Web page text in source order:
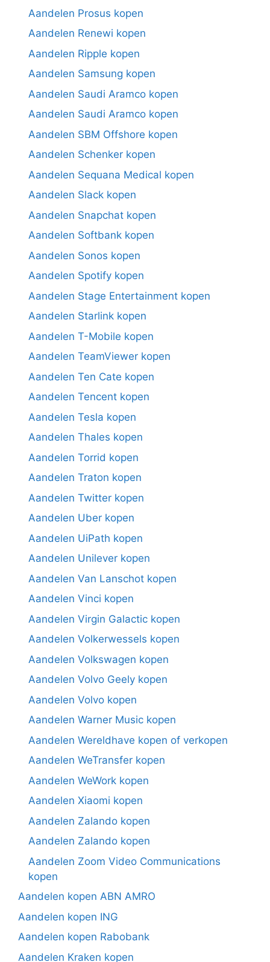
Aandelen Prosus kopen
Aandelen Renewi kopen
Aandelen Ripple kopen
Aandelen Samsung kopen
Aandelen Saudi Aramco kopen
Aandelen Saudi Aramco kopen
Aandelen SBM Offshore kopen
Aandelen Schenker kopen
Aandelen Sequana Medical kopen
Aandelen Slack kopen
Aandelen Snapchat kopen
Aandelen Softbank kopen
Aandelen Sonos kopen
Aandelen Spotify kopen
Aandelen Stage Entertainment kopen
Aandelen Starlink kopen
Aandelen T-Mobile kopen
Aandelen TeamViewer kopen
Aandelen Ten Cate kopen
Aandelen Tencent kopen
Aandelen Tesla kopen
Aandelen Thales kopen
Aandelen Torrid kopen
Aandelen Traton kopen
Aandelen Twitter kopen
Aandelen Uber kopen
Aandelen UiPath kopen
Aandelen Unilever kopen
Aandelen Van Lanschot kopen
Aandelen Vinci kopen
Aandelen Virgin Galactic kopen
Aandelen Volkerwessels kopen
Aandelen Volkswagen kopen
Aandelen Volvo Geely kopen
Aandelen Volvo kopen
Aandelen Warner Music kopen
Aandelen Wereldhave kopen of verkopen
Aandelen WeTransfer kopen
Aandelen WeWork kopen
Aandelen Xiaomi kopen
Aandelen Zalando kopen
Aandelen Zalando kopen
Aandelen Zoom Video Communications
kopen
Aandelen kopen ABN AMRO
Aandelen kopen ING
Aandelen kopen Rabobank
Aandelen Kraken kopen